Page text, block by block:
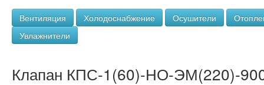
Вентиляция Холодоснабжение Осушители
Увлажнители
Клапан КПС-1(60)-НО-ЭМ(220)-